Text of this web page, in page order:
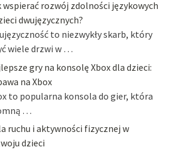
wspierać rozwój zdolności językowych
dwujęzycznych?
to niezwykły skarb, który
wiele drzwi w …
gry na konsolę Xbox dla dzieci:
na Xbox
to popularna konsola do gier, która
…
ruchu i aktywności fizycznej w
dzieci